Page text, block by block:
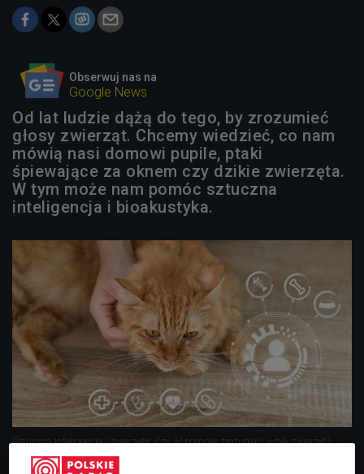
Obserwuj nas na
Google News
Od lat ludzie dążą do tego, by zrozumieć
głosy zwierząt. Chcemy wiedzieć, co nam
mówią nasi domowi pupile, ptaki
śpiewające za oknem czy dzikie zwierzęta.
W tym może nam pomóc sztuczna
inteligencja i bioakustyka.
Sztuczna inteligencja i zwierzęta. Czy AI pomoże zrozumieć język zwierząt?
Foto: shutterstock/NONGASIMO